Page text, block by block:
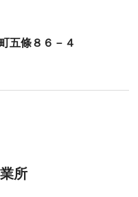
五條８６－４
所